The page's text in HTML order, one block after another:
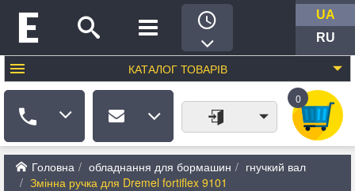
UA
RU
КАТАЛОГ ТОВАРІВ
0
Головна обладнання для бормашин
гнучкий вал
Змінна ручка для Dremel fortiflex 9101